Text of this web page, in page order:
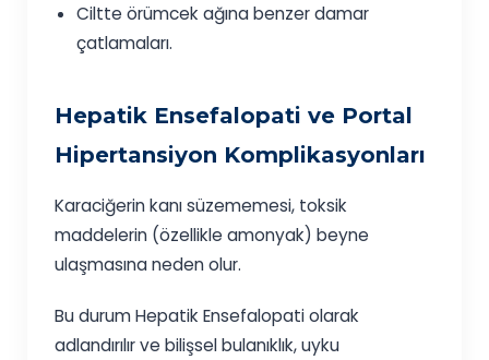
Ciltte örümcek ağına benzer damar
çatlamaları.
Hepatik Ensefalopati ve Portal
Hipertansiyon Komplikasyonları
Karaciğerin kanı süzememesi, toksik
maddelerin (özellikle amonyak) beyne
ulaşmasına neden olur.
Bu durum Hepatik Ensefalopati olarak
adlandırılır ve bilişsel bulanıklık, uyku